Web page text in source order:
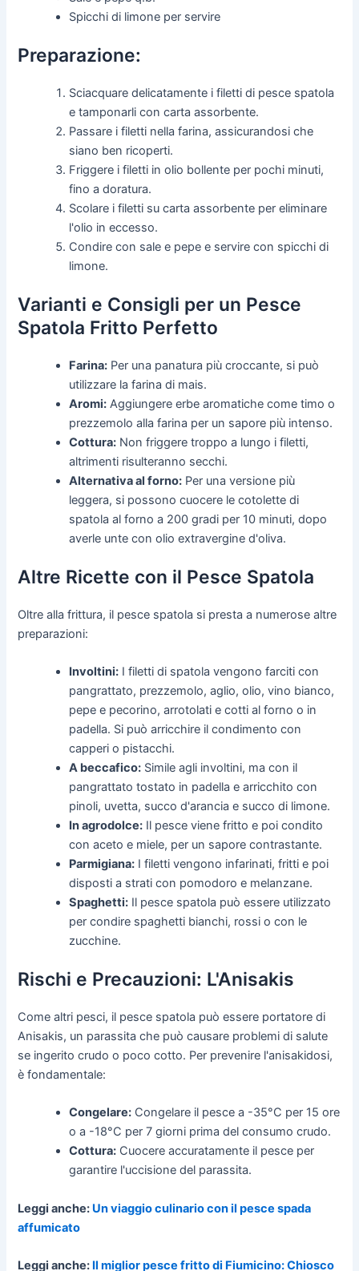
Spicchi di limone per servire
Preparazione:
Sciacquare delicatamente i filetti di pesce spatola
e tamponarli con carta assorbente.
Passare i filetti nella farina, assicurandosi che
siano ben ricoperti.
Friggere i filetti in olio bollente per pochi minuti,
fino a doratura.
Scolare i filetti su carta assorbente per eliminare
l'olio in eccesso.
Condire con sale e pepe e servire con spicchi di
limone.
Varianti e Consigli per un Pesce
Spatola Fritto Perfetto
Farina: Per una panatura più croccante, si può
utilizzare la farina di mais.
Aromi: Aggiungere erbe aromatiche come timo o
prezzemolo alla farina per un sapore più intenso.
Cottura: Non friggere troppo a lungo i filetti,
altrimenti risulteranno secchi.
Alternativa al forno: Per una versione più
leggera, si possono cuocere le cotolette di
spatola al forno a 200 gradi per 10 minuti, dopo
averle unte con olio extravergine d'oliva.
Altre Ricette con il Pesce Spatola
Oltre alla frittura, il pesce spatola si presta a numerose altre
preparazioni:
Involtini: I filetti di spatola vengono farciti con
pangrattato, prezzemolo, aglio, olio, vino bianco,
pepe e pecorino, arrotolati e cotti al forno o in
padella. Si può arricchire il condimento con
capperi o pistacchi.
A beccafico: Simile agli involtini, ma con il
pangrattato tostato in padella e arricchito con
pinoli, uvetta, succo d'arancia e succo di limone.
In agrodolce: Il pesce viene fritto e poi condito
con aceto e miele, per un sapore contrastante.
Parmigiana: I filetti vengono infarinati, fritti e poi
disposti a strati con pomodoro e melanzane.
Spaghetti: Il pesce spatola può essere utilizzato
per condire spaghetti bianchi, rossi o con le
zucchine.
Rischi e Precauzioni: L'Anisakis
Come altri pesci, il pesce spatola può essere portatore di
Anisakis, un parassita che può causare problemi di salute
se ingerito crudo o poco cotto. Per prevenire l'anisakidosi,
è fondamentale:
Congelare: Congelare il pesce a -35°C per 15 ore
o a -18°C per 7 giorni prima del consumo crudo.
Cottura: Cuocere accuratamente il pesce per
garantire l'uccisione del parassita.
Leggi anche: Un viaggio culinario con il pesce spada
affumicato
Leggi anche: Il miglior pesce fritto di Fiumicino: Chiosco